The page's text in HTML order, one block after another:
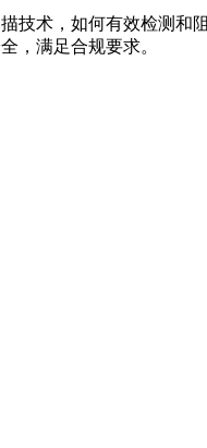
技术，如何有效检测和
，满足合规要求。